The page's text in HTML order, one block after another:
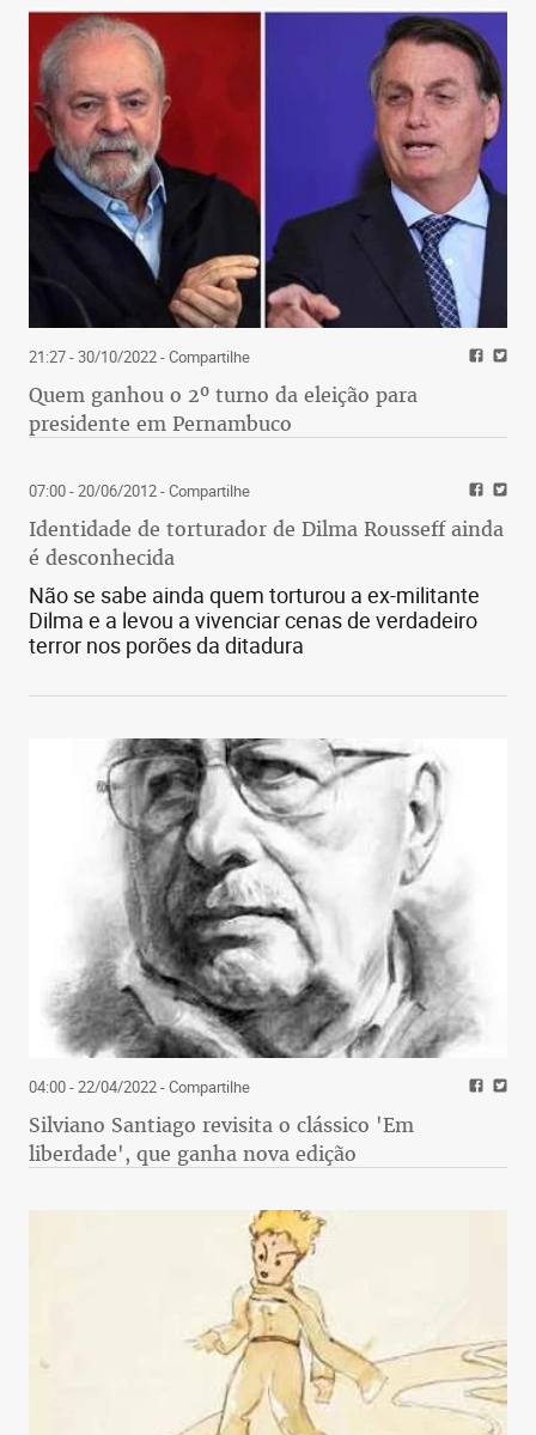
21:27 - 30/10/2022- Compartilhe
Quem ganhou o 2º turno da eleição para
presidente em Pernambuco
07:00 - 20/06/2012- Compartilhe
Identidade de torturador de Dilma Rousseff ainda
é desconhecida
Não se sabe ainda quem torturou a ex-militante
Dilma e a levou a vivenciar cenas de verdadeiro
terror nos porões da ditadura
04:00 - 22/04/2022- Compartilhe
Silviano Santiago revisita o clássico 'Em
liberdade', que ganha nova edição